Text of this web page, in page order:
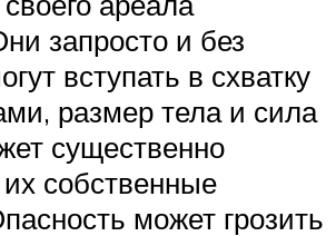
запросто и без
вступать в схватку
размер тела и сила
существенно
собственные
может грозить